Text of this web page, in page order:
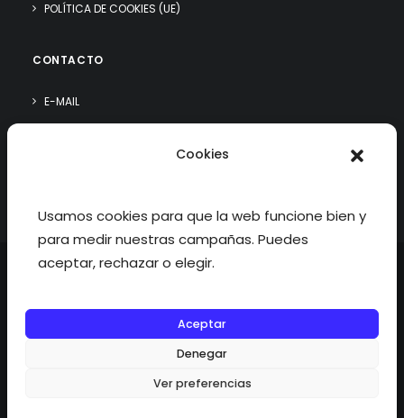
Cookies
Usamos cookies para que la web funcione bien y
para medir nuestras campañas. Puedes
aceptar, rechazar o elegir.
Aceptar
Denegar
Ver preferencias
POLÍTICA DE COOKIES (UE)
CONTACTO
E-MAIL
©2026 fisioterapiatualcance todos los derechos reservados.